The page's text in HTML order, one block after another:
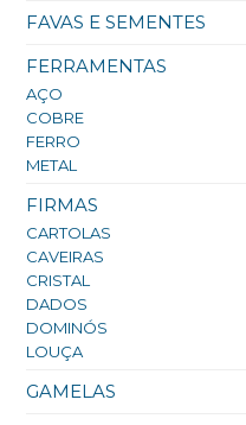
FAVAS E SEMENTES
FERRAMENTAS
AÇO
COBRE
FERRO
METAL
FIRMAS
CARTOLAS
CAVEIRAS
CRISTAL
DADOS
DOMINÓS
LOUÇA
GAMELAS